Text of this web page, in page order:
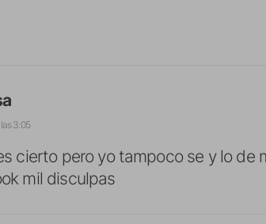
3:05
cierto pero yo tampoco se y lo de
mil disculpas